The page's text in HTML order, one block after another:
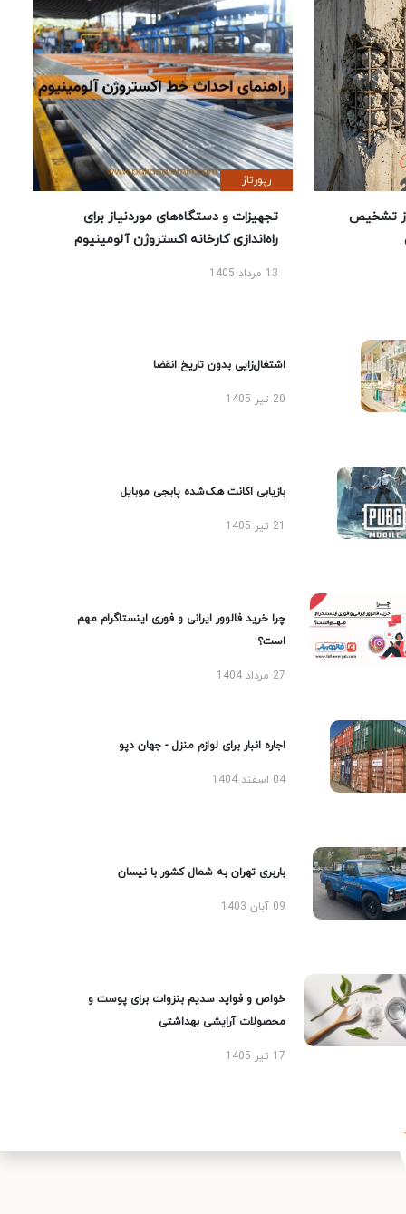
تشخیص
رپورتاژ
تجهیزات و دستگاه‌های موردنیاز برای
راه‌اندازی کارخانه اکستروژن آلومینیوم
13 مرداد 1405
اشتغال‌زایی بدون تاریخ انقضا
20 تیر 1405
بازیابی اکانت هک‌شده پابجی موبایل
چرا خرید فالوور ایرانی و فوری اینستاگرام مهم
است؟
27 مرداد 1404
اجاره انبار برای لوازم منزل - جهان دپو
04 اسفند 1404
باربری تهران به شمال کشور با نیسان
09 آبان 1403
خواص و فواید سدیم بنزوات برای پوست و
محصولات آرایشی بهداشتی
17 تیر 1405